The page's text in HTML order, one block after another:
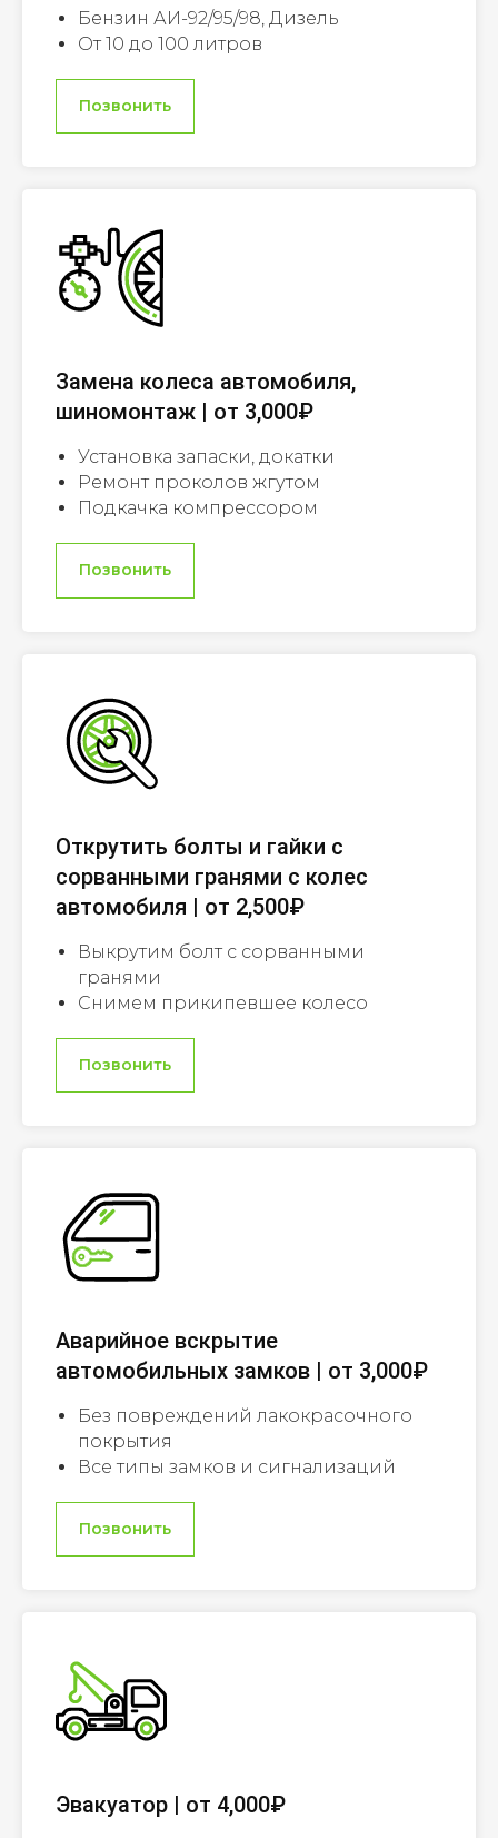
Бензин АИ-92/95/98, Дизель
От 10 до 100 литров
Позвонить
Замена колеса автомобиля,
шиномонтаж | от 3,000₽
Установка запаски, докатки
Ремонт проколов жгутом
Подкачка компрессором
Позвонить
Открутить болты и гайки с
сорванными гранями с колес
автомобиля | от 2,500₽
Выкрутим болт с сорванными
гранями
Снимем прикипевшее колесо
Позвонить
Аварийное вскрытие
автомобильных замков | от 3,000₽
Без повреждений лакокрасочного
покрытия
Все типы замков и сигнализаций
Позвонить
Эвакуатор | от 4,000₽